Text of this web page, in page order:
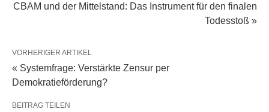
CBAM und der Mittelstand: Das Instrument für den finalen
Todesstoß »
VORHERIGER ARTIKEL
« Systemfrage: Verstärkte Zensur per
Demokratieförderung?
BEITRAG TEILEN